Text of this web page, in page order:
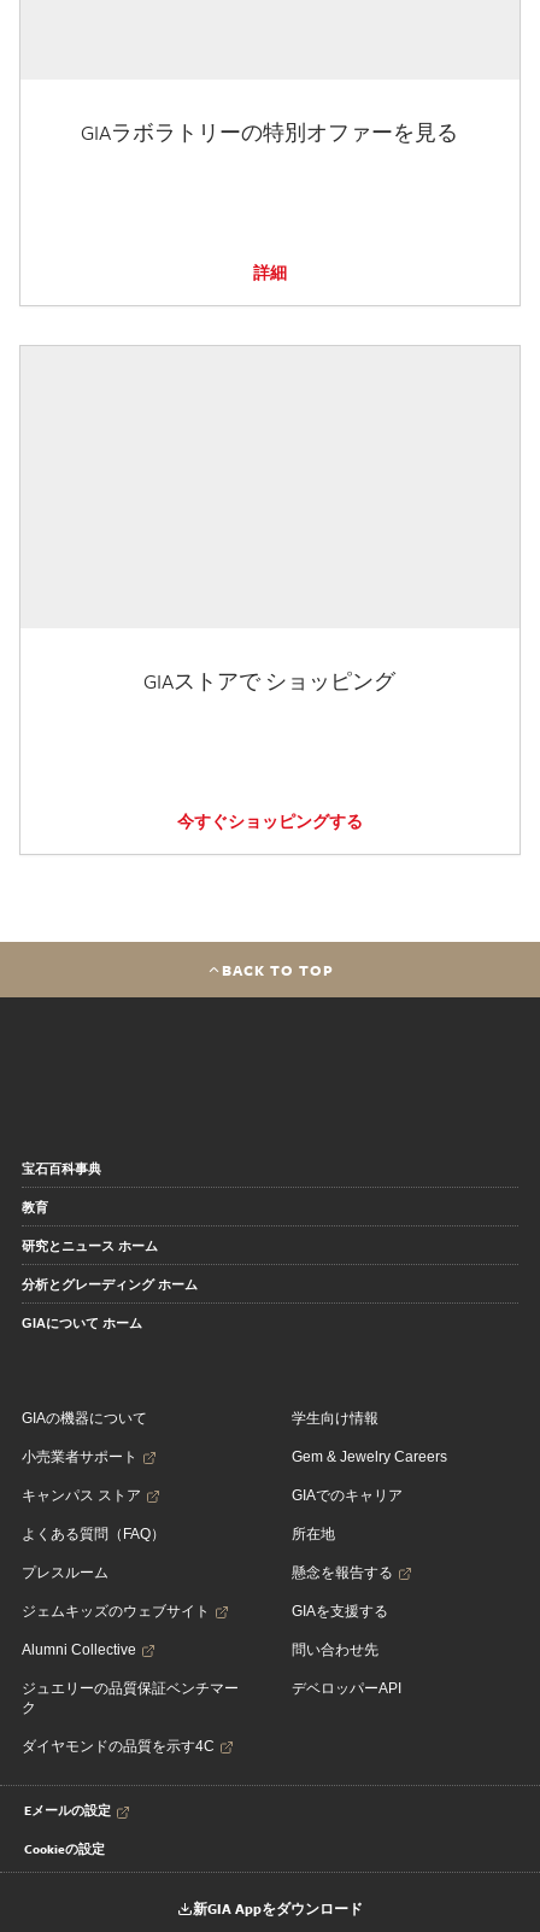
GIAラボラトリーの特別オファーを見る
詳細
GIAストアで ショッピング
今すぐショッピングする
BACK TO TOP
宝石百科事典
教育
研究とニュース ホーム
分析とグレーディング ホーム
GIAについて ホーム
GIAの機器について
小売業者サポート
キャンパス ストア
よくある質問（FAQ）
プレスルーム
ジェムキッズのウェブサイト
Alumni Collective
ジュエリーの品質保証ベンチマー
ク
ダイヤモンドの品質を示す4C
学生向け情報
Gem & Jewelry Careers
GIAでのキャリア
所在地
懸念を報告する
GIAを支援する
問い合わせ先
デベロッパーAPI
Eメールの設定
Cookieの設定
新GIA Appをダウンロード